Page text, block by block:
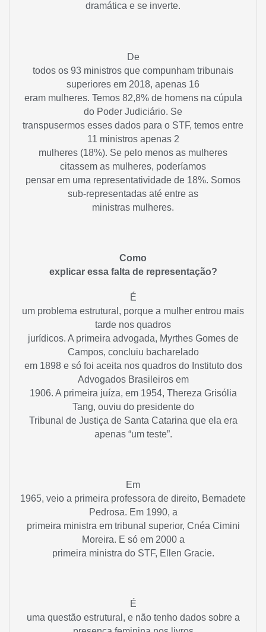
dramática e se inverte.
De
todos os 93 ministros que compunham tribunais
superiores em 2018, apenas 16
eram mulheres. Temos 82,8% de homens na cúpula
do Poder Judiciário. Se
transpusermos esses dados para o STF, temos entre
11 ministros apenas 2
mulheres (18%). Se pelo menos as mulheres
citassem as mulheres, poderíamos
pensar em uma representatividade de 18%. Somos
sub-representadas até entre as
ministras mulheres.
Como
explicar essa falta de representação?
É
um problema estrutural, porque a mulher entrou mais
tarde nos quadros
jurídicos. A primeira advogada, Myrthes Gomes de
Campos, concluiu bacharelado
em 1898 e só foi aceita nos quadros do Instituto dos
Advogados Brasileiros em
1906. A primeira juíza, em 1954, Thereza Grisólia
Tang, ouviu do presidente do
Tribunal de Justiça de Santa Catarina que ela era
apenas “um teste”.
Em
1965, veio a primeira professora de direito, Bernadete
Pedrosa. Em 1990, a
primeira ministra em tribunal superior, Cnéa Cimini
Moreira. E só em 2000 a
primeira ministra do STF, Ellen Gracie.
É
uma questão estrutural, e não tenho dados sobre a